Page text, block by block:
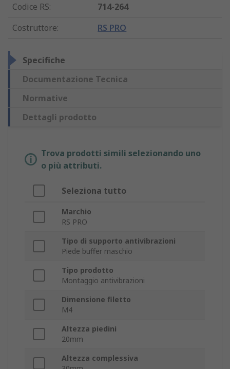
Codice RS:
714-264
Costruttore: RS PRO
Specifiche
Documentazione Tecnica
Normative
Dettagli prodotto
Trova prodotti simili selezionando uno
o più attributi.
Seleziona tutto
Marchio
RS PRO
Tipo di supporto antivibrazioni
Piede buffer maschio
Tipo prodotto
Montaggio antivibrazioni
Dimensione filetto
M4
Altezza piedini
20mm
Altezza complessiva